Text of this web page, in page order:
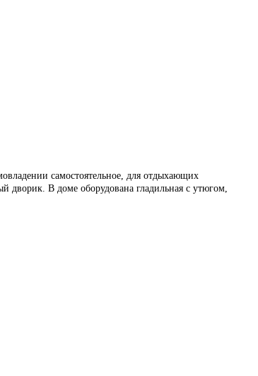
самостоятельное, для отдыхающих
дворик. В доме оборудована гладильная с утюгом,